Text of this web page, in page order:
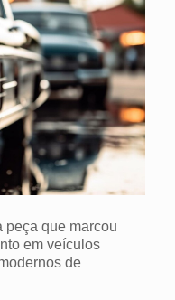
peça que marcou
em veículos
de